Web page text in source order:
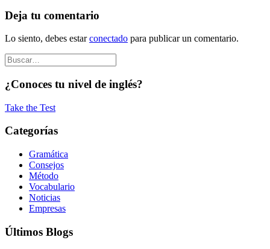
Deja tu comentario
Lo siento, debes estarconectado para publicar un comentario.
¿Conoces tu nivel de inglés?
Take the Test
Categorías
Gramática
Consejos
Método
Vocabulario
Noticias
Empresas
Últimos Blogs